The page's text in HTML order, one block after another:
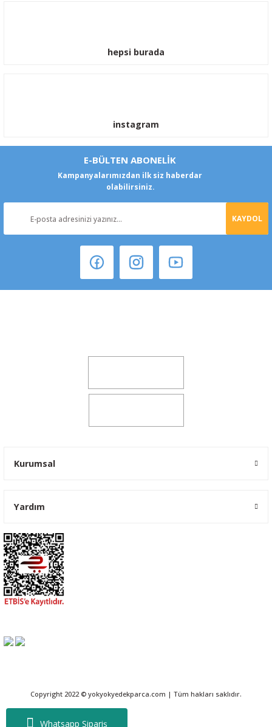
Whatsapp Sipariş
hepsi burada
instagram
E-BÜLTEN ABONELİK
Kampanyalarımızdan ilk siz haberdar
olabilirsiniz.
KAYDOL
Kurumsal
Yardım
Copyright 2022 © yokyokyedekparca.com | Tüm hakları saklıdır.